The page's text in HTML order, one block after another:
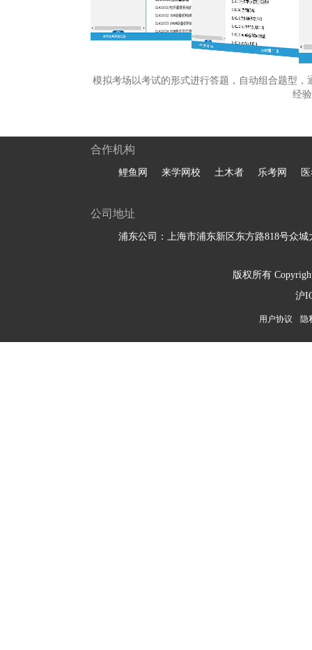
模拟考场以考试的形式进行答题，自动组合题型
经
合作机构
鲤鱼网 来学网校 土木者 乐考网
公司地址
浦东公司：上海市浦东新区东方路818号众城
版权所有
沪
用户协议 隐